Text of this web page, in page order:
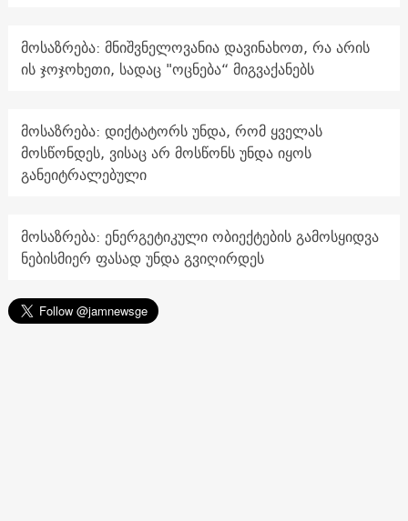
მოსაზრება: მნიშვნელოვანია დავინახოთ, რა არის
ის ჯოჯოხეთი, სადაც "ოცნება“ მიგვაქანებს
მოსაზრება: დიქტატორს უნდა, რომ ყველას
მოსწონდეს, ვისაც არ მოსწონს უნდა იყოს
განეიტრალებული
მოსაზრება: ენერგეტიკული ობიექტების გამოსყიდვა
ნებისმიერ ფასად უნდა გვიღირდეს